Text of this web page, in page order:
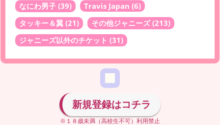
なにわ男子 (39) Travis Japan (6)
タッキー＆翼 (21) その他ジャニーズ(213)
ジャニーズ以外のチケット (31)
新規登録はコチラ
※１８歳未満（高校生不可）利用禁止